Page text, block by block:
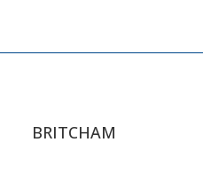
BRITCHAM